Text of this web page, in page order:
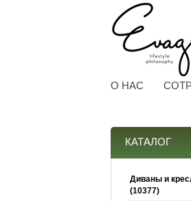
О НАС
КАТАЛОГ
Диваны и
(10377)